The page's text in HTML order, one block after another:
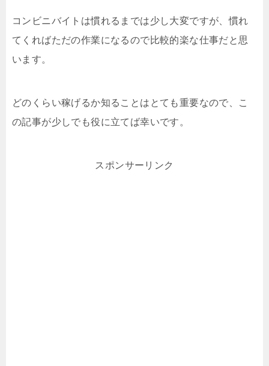
コンビニバイトは慣れるまでは少し大変ですが、慣れ
てくればただの作業になるので比較的楽な仕事だと思
います。
どのくらい稼げるか知ることはとても重要なので、こ
の記事が少しでも役に立てば幸いです。
スポンサーリンク